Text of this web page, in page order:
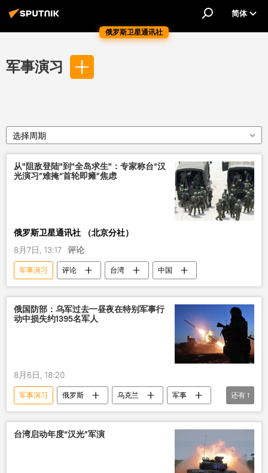
俄罗斯卫星通讯社
简体
军事演习
选择周期
从"阻敌登陆"到"全岛求生"：专家称台“汉
光演习”难掩“首轮即瘫”焦虑
俄罗斯卫星通讯社 （北京分社）
8月7日, 13:17 评论
军事演习 评论 台湾 中国
俄国防部：乌军过去一昼夜在特别军事行
动中损失约1395名军人
8月6日, 18:20
军事演习 俄罗斯 乌克兰
军事
军事行动
还有 1
台湾启动年度“汉光”军演